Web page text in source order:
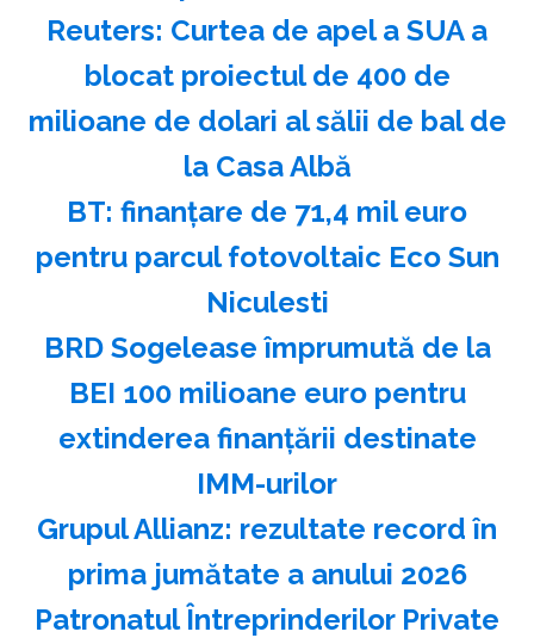
Reuters: Curtea de apel a SUA a
blocat proiectul de 400 de
milioane de dolari al sălii de bal de
la Casa Albă
BT: finanţare de 71,4 mil euro
pentru parcul fotovoltaic Eco Sun
Niculesti
BRD Sogelease împrumută de la
BEI 100 milioane euro pentru
extinderea finanţării destinate
IMM-urilor
Grupul Allianz: rezultate record în
prima jumătate a anului 2026
Patronatul Întreprinderilor Private